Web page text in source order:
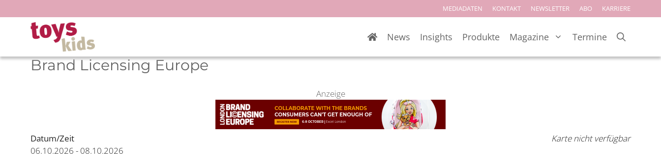
Inhalt
springen
MEDIADATEN KONTAKT NEWSLETTER ABO KARRIERE
News Insights Produkte Magazine Termine
Brand Licensing Europe
Anzeige
Karte nicht verfügbar
Datum/Zeit
06.10.2026 - 08.10.2026